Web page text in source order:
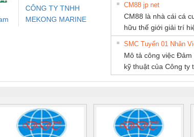
Rơ Le An Toàn
Bộ giám sát chuỗi
tấm pin
TRANSCLINIC 16I+
1K5 H (2502520000)
điện
BKE
CÔNG TY TNHH
MEKONG MARINE
Cty TNHH TM QC
Ba Miền
CM88 jp net
CM88 là nhà cái cá
hữu thế giới giải trí
SMC Tuyển 01 Nhân
Mô tả công việc
kỹ thuật của Công ty